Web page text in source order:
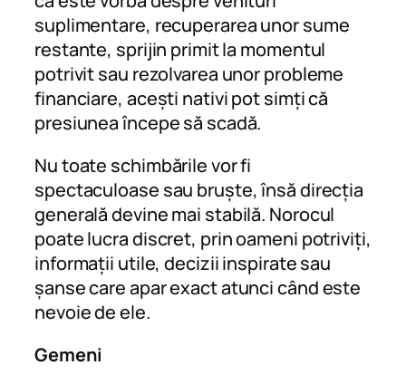
suplimentare, recuperarea unor sume
restante, sprijin primit la momentul
potrivit sau rezolvarea unor probleme
financiare, acești nativi pot simți că
presiunea începe să scadă.
Nu toate schimbările vor fi
spectaculoase sau bruște, însă direcția
generală devine mai stabilă. Norocul
poate lucra discret, prin oameni potriviți,
informații utile, decizii inspirate sau
șanse care apar exact atunci când este
nevoie de ele.
Gemeni